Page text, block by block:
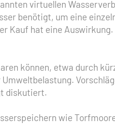
virtuellen
benötigt, um eine
Kauf hat eine
können, etwa durch
diskutiert.
wie